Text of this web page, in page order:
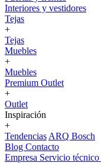
Interiores y vestidores
Tejas
+
Tejas
Muebles
+
Muebles
Premium Outlet
+
Outlet
Inspiración
+
Tendencias ARQ Bosch
Blog Contacto
Empresa Servicio técnico